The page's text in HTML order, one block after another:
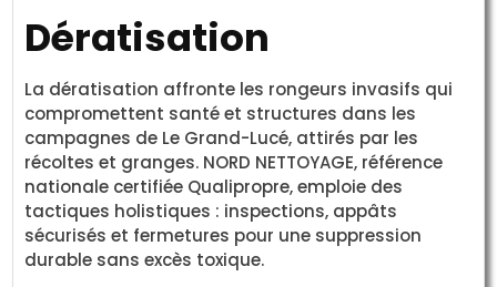
Dératisation
La dératisation affronte les rongeurs invasifs qui
compromettent santé et structures dans les
campagnes de Le Grand-Lucé, attirés par les
récoltes et granges. NORD NETTOYAGE, référence
nationale certifiée Qualipropre, emploie des
tactiques holistiques : inspections, appâts
sécurisés et fermetures pour une suppression
durable sans excès toxique.